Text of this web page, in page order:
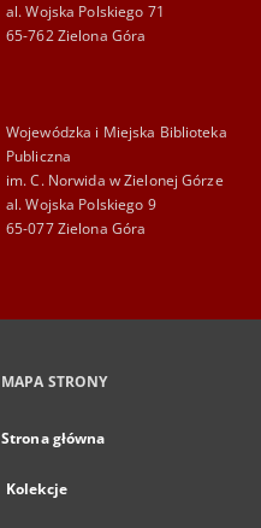
al. Wojska Polskiego 71
65-762 Zielona Góra
Wojewódzka i Miejska Biblioteka
Publiczna
im. C. Norwida w Zielonej Górze
al. Wojska Polskiego 9
65-077 Zielona Góra
MAPA STRONY
Strona główna
Kolekcje